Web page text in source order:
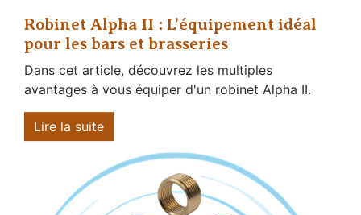
Robinet Alpha II : L’équipement idéal
pour les bars et brasseries
Dans cet article, découvrez les multiples
avantages à vous équiper d'un robinet Alpha II.
Lire la suite